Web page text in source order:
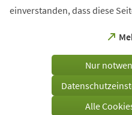
einverstanden, dass diese
einem
Tab)
Nur
Alle